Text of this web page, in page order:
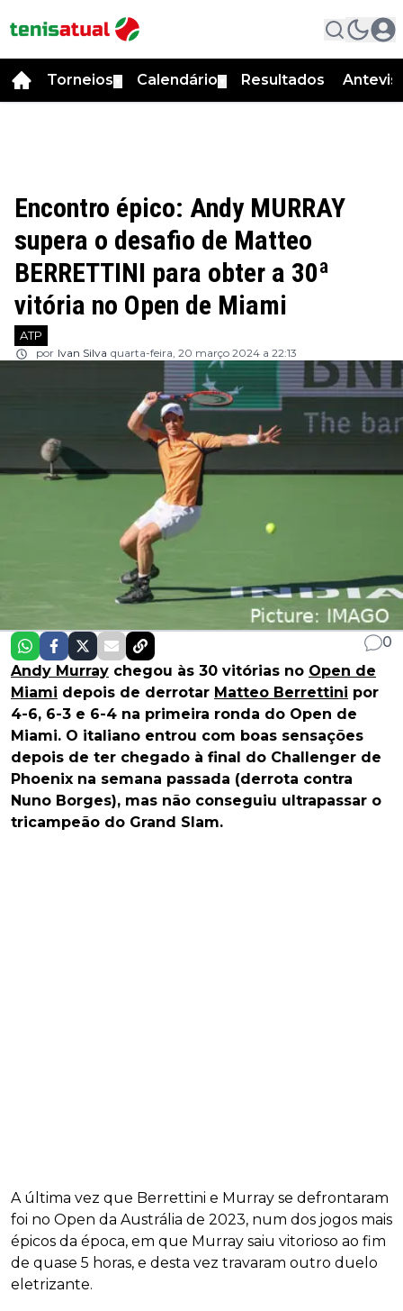
Torneios Calendário Resultados
Encontro épico: Andy MURRAY
supera o desafio de Matteo
BERRETTINI para obter a 30ª
vitória no Open de Miami
ATP
por Ivan Silva quarta-feira, 20 março 2024 a 22:13
0
Andy Murray chegou às 30 vitórias no Open de
Miami depois de derrotar Matteo Berrettini por
4-6, 6-3 e 6-4 na primeira ronda do Open de
Miami. O italiano entrou com boas sensações
depois de ter chegado à final do Challenger de
Phoenix na semana passada (derrota contra
Nuno Borges), mas não conseguiu ultrapassar o
tricampeão do Grand Slam.
A última vez que Berrettini e Murray se defrontaram
foi no Open da Austrália de 2023, num dos jogos mais
épicos da época, em que Murray saiu vitorioso ao fim
de quase 5 horas, e desta vez travaram outro duelo
eletrizante.